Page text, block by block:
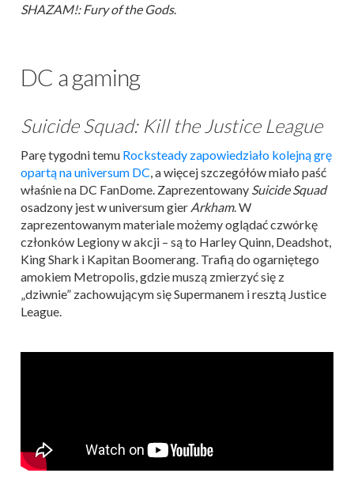
SHAZAM!: Fury of the Gods.
DC a gaming
Suicide Squad: Kill the Justice League
Parę tygodni temu Rocksteady zapowiedziało kolejną grę
opartą na universum DC , a więcej szczegółów miało paść
właśnie na DC FanDome. Zaprezentowany Suicide Squad
osadzony jest w universum gier Arkham. W
zaprezentowanym materiale możemy oglądać czwórkę
członków Legiony w akcji – są to Harley Quinn, Deadshot,
King Shark i Kapitan Boomerang. Trafią do ogarniętego
amokiem Metropolis, gdzie muszą zmierzyć się z
„dziwnie” zachowującym się Supermanem i resztą Justice
League.